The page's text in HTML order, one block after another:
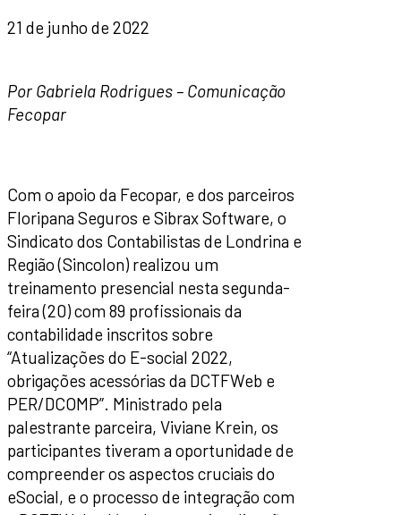
21 de junho de 2022
Por Gabriela Rodrigues – Comunicação
Fecopar
Com o apoio da Fecopar, e dos parceiros
Floripana Seguros e Sibrax Software, o
Sindicato dos Contabilistas de Londrina e
Região (Sincolon) realizou um
treinamento presencial nesta segunda-
feira (20) com 89 profissionais da
contabilidade inscritos sobre
“Atualizações do E-social 2022,
obrigações acessórias da DCTFWeb e
PER/DCOMP”. Ministrado pela
palestrante parceira, Viviane Krein, os
participantes tiveram a oportunidade de
compreender os aspectos cruciais do
eSocial, e o processo de integração com